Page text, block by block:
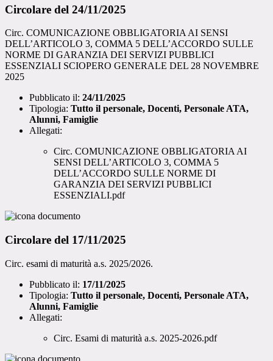
Circolare del 24/11/2025
Circ. COMUNICAZIONE OBBLIGATORIA AI SENSI
DELL’ARTICOLO 3, COMMA 5 DELL’ACCORDO SULLE
NORME DI GARANZIA DEI SERVIZI PUBBLICI
ESSENZIALI SCIOPERO GENERALE DEL 28 NOVEMBRE
2025
Pubblicato il: 24/11/2025
Tipologia: Tutto il personale, Docenti, Personale ATA,
Alunni, Famiglie
Allegati:
Circ. COMUNICAZIONE OBBLIGATORIA AI
SENSI DELL’ARTICOLO 3, COMMA 5
DELL’ACCORDO SULLE NORME DI
GARANZIA DEI SERVIZI PUBBLICI
ESSENZIALI.pdf
Circolare del 17/11/2025
Circ. esami di maturità a.s. 2025/2026.
Pubblicato il: 17/11/2025
Tipologia: Tutto il personale, Docenti, Personale ATA,
Alunni, Famiglie
Allegati:
Circ. Esami di maturità a.s. 2025-2026.pdf